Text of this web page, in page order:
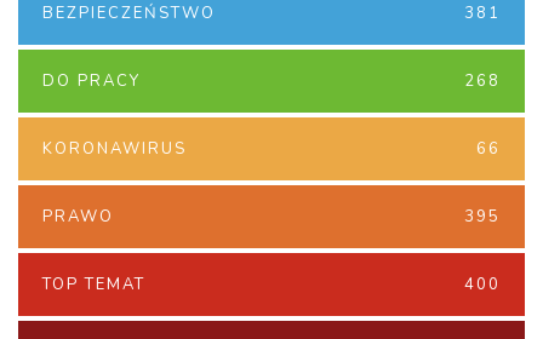
BEZPIECZEŃSTWO 381
DO PRACY 268
KORONAWIRUS 66
PRAWO 395
TOP TEMAT 400